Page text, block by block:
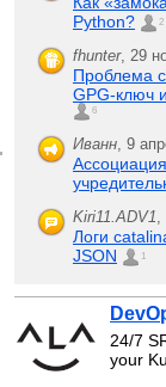
Python?
2
fhunter, 29
Проблема с
GPG-ключ
6
Иванн, 9
Kiri11.ADV1,
Логи
JSON
1
24/7
your